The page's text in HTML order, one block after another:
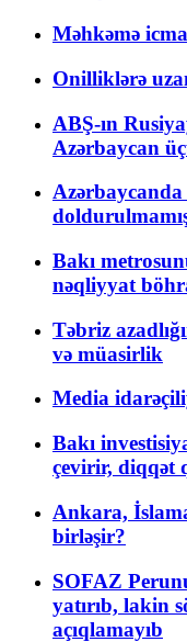
Məhkəmə
Onilliklərə
ABŞ-ın
Azərbaycan
Bakı
nəqliyyat
Təbriz
və müasirlik
Media
Bakı
çevirir, diqqət
Ankara,
birləşir?
SOFAZ
yatırıb, lakin
açıqlamayıb